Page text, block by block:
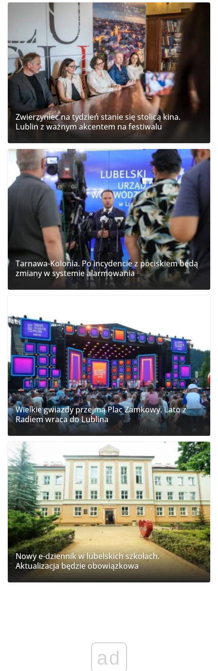
Zwierzyniec na tydzień stanie się stolicą kina.
Lublin z ważnym akcentem na festiwalu
Tarnawa-Kolonia. Po incydencie z pociskiem będą
zmiany w systemie alarmowania
Wielkie gwiazdy przejmą Plac Zamkowy. Lato z
Radiem wraca do Lublina
Nowy e-dziennik w lubelskich szkołach.
Aktualizacja będzie obowiązkowa
ad